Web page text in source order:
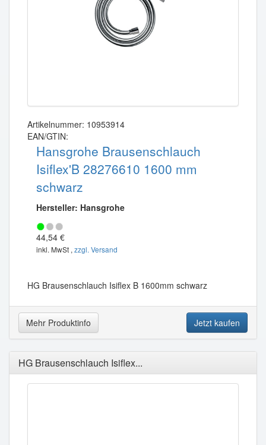
Artikelnummer: 10953914
EAN/GTIN:
Hansgrohe Brausenschlauch
Isiflex'B 28276610 1600 mm
schwarz
Hersteller: Hansgrohe
44,54 €
inkl. MwSt , zzgl. Versand
HG Brausenschlauch Isiflex B 1600mm schwarz
Mehr Produktinfo Jetzt kaufen
HG Brausenschlauch Isiflex...